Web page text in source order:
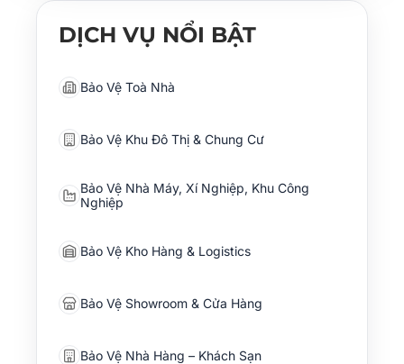
DỊCH VỤ NỔI BẬT
Bảo Vệ Toà Nhà
Bảo Vệ Khu Đô Thị & Chung Cư
Bảo Vệ Nhà Máy, Xí Nghiệp, Khu Công
Nghiệp
Bảo Vệ Kho Hàng & Logistics
Bảo Vệ Showroom & Cửa Hàng
Bảo Vệ Nhà Hàng – Khách Sạn